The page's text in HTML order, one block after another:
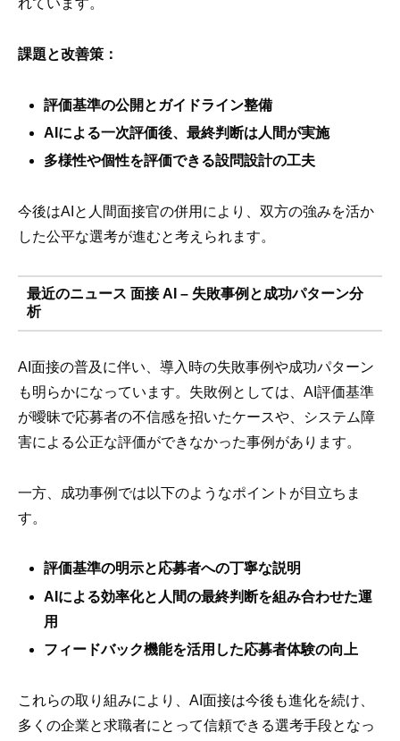
れています。
課題と改善策：
評価基準の公開とガイドライン整備
AIによる一次評価後、最終判断は人間が実施
多様性や個性を評価できる設問設計の工夫
今後はAIと人間面接官の併用により、双方の強みを活か
した公平な選考が進むと考えられます。
最近のニュース 面接 AI – 失敗事例と成功パターン分
析
AI面接の普及に伴い、導入時の失敗事例や成功パターン
も明らかになっています。失敗例としては、AI評価基準
が曖昧で応募者の不信感を招いたケースや、システム障
害による公正な評価ができなかった事例があります。
一方、成功事例では以下のようなポイントが目立ちま
す。
評価基準の明示と応募者への丁寧な説明
AIによる効率化と人間の最終判断を組み合わせた運
用
フィードバック機能を活用した応募者体験の向上
これらの取り組みにより、AI面接は今後も進化を続け、
多くの企業と求職者にとって信頼できる選考手段となっ